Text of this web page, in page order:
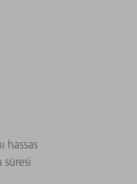
hassas
süresi